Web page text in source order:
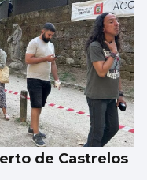
de Castrelos